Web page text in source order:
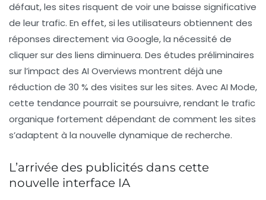
défaut, les sites risquent de voir une baisse significative
de leur trafic. En effet, si les utilisateurs obtiennent des
réponses directement via Google, la nécessité de
cliquer sur des liens diminuera. Des études préliminaires
sur l’impact des AI Overviews montrent déjà une
réduction de 30 % des visites sur les sites. Avec AI Mode,
cette tendance pourrait se poursuivre, rendant le trafic
organique fortement dépendant de comment les sites
s’adaptent à la nouvelle dynamique de recherche.
L’arrivée des publicités dans cette
nouvelle interface IA